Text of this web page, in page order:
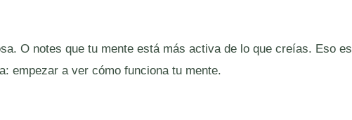
O notes que tu mente está más activa de lo que creías. Eso es
empezar a ver cómo funciona tu mente.